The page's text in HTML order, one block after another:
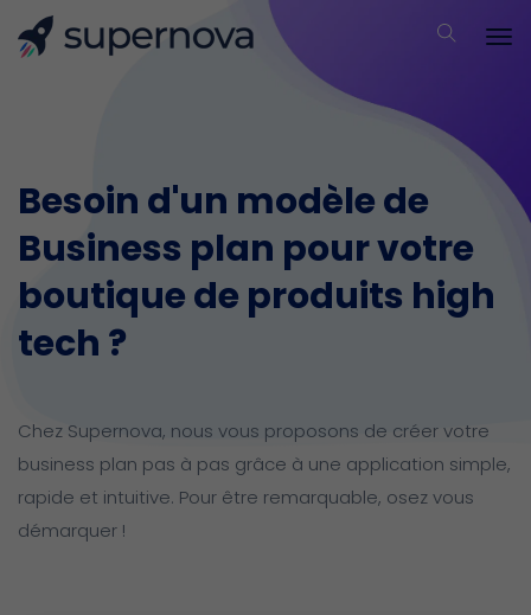
Besoin d'un modèle de
Business plan pour votre
boutique de produits high
tech ?
Chez Supernova, nous vous proposons de créer votre
business plan pas à pas grâce à une application simple,
rapide et intuitive. Pour être remarquable, osez vous
démarquer !